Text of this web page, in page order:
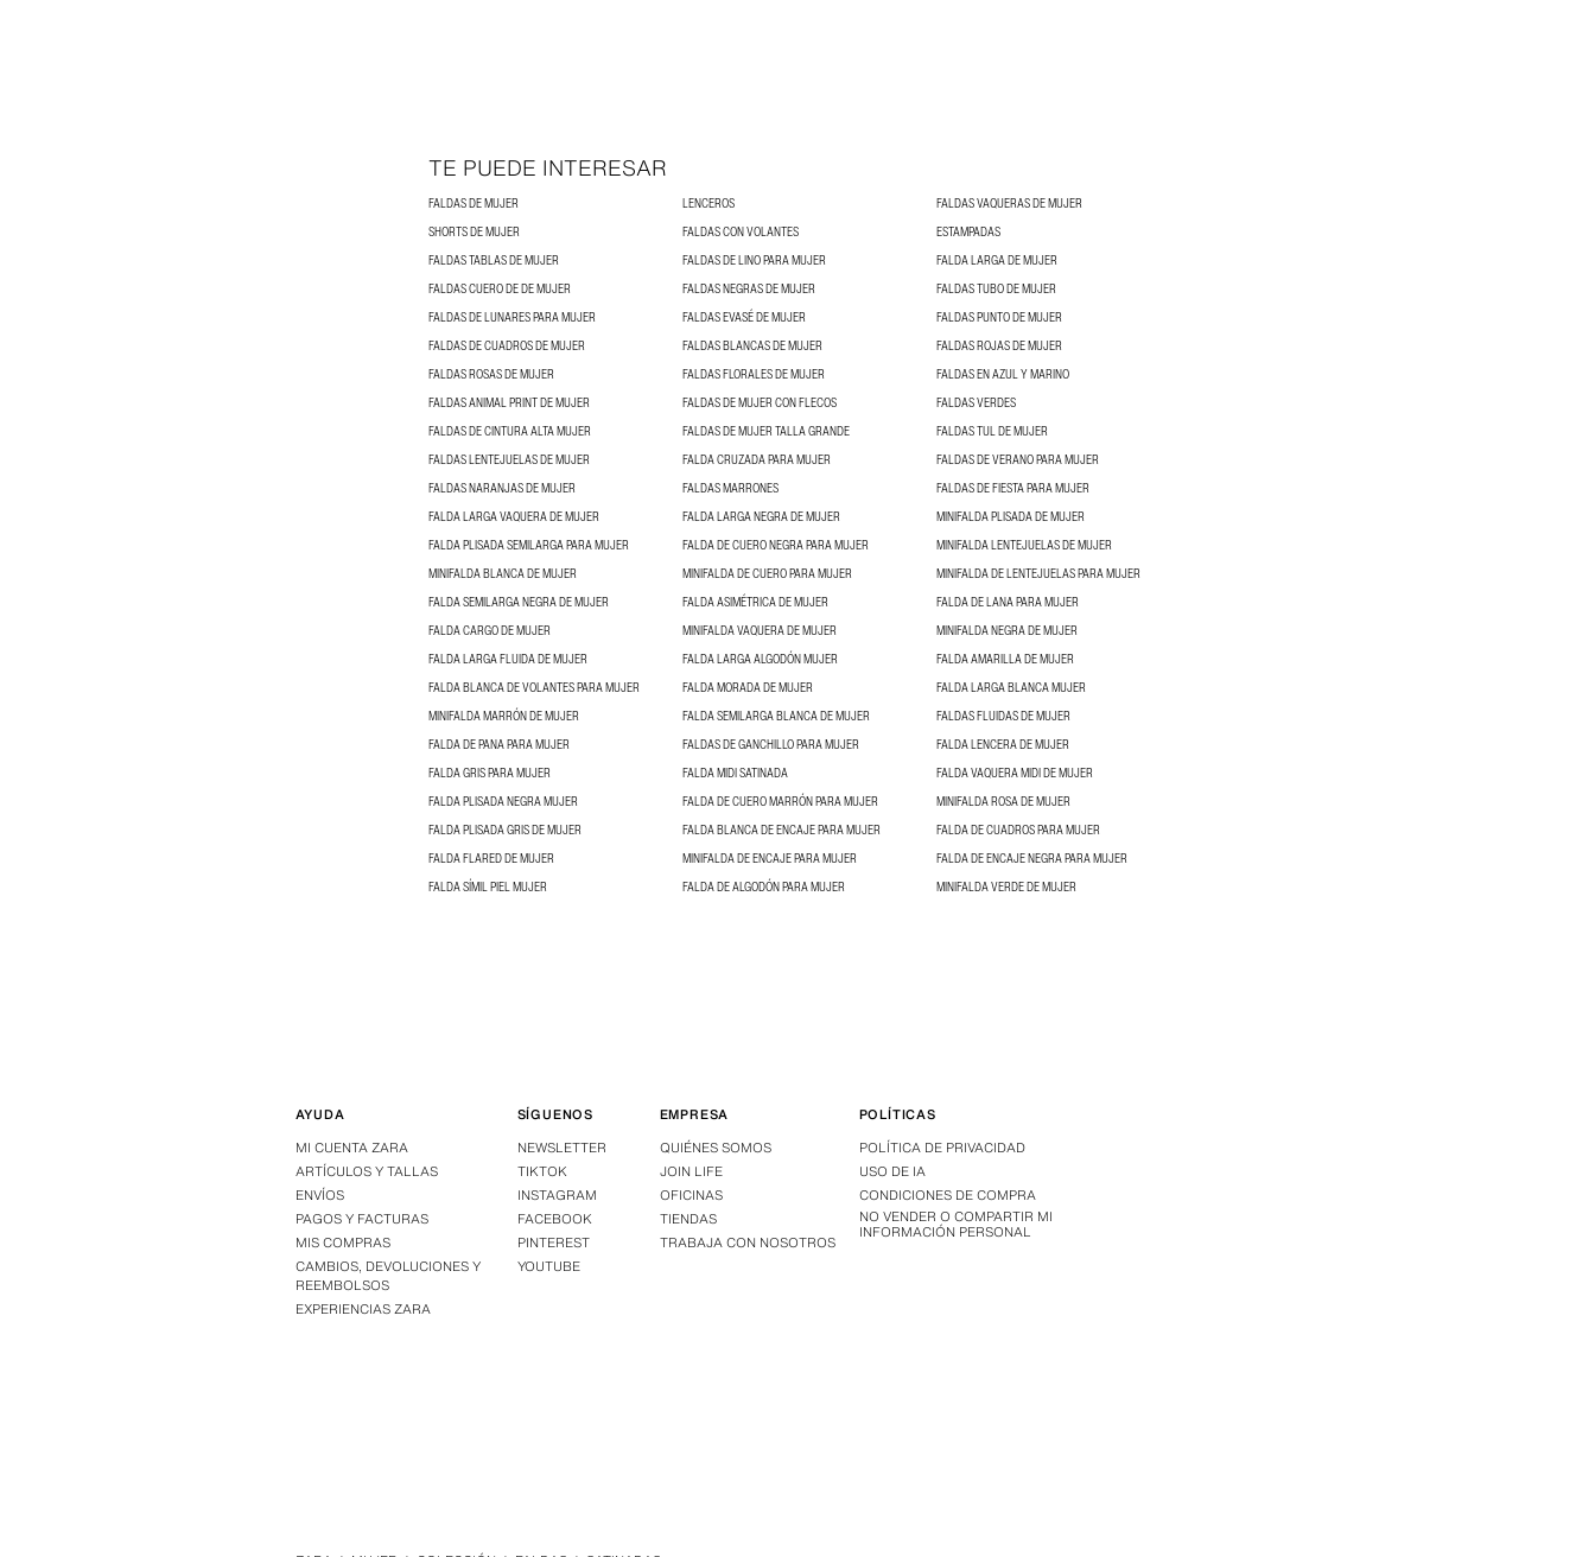
TE PUEDE INTERESAR
FALDAS DE MUJER LENCEROS
FALDAS VAQUERAS DE MUJER
SHORTS DE MUJER
FALDAS CON VOLANTES
ESTAMPADAS
FALDAS TABLAS DE MUJER
FALDAS DE LINO PARA MUJER
FALDA LARGA DE MUJER
FALDAS CUERO DE DE MUJER
FALDAS NEGRAS DE MUJER
FALDAS TUBO DE MUJER
FALDAS DE LUNARES PARA MUJER
FALDAS EVASÉ DE MUJER
FALDAS PUNTO DE MUJER
FALDAS DE CUADROS DE MUJER
FALDAS BLANCAS DE MUJER
FALDAS ROJAS DE MUJER
FALDAS ROSAS DE MUJER
FALDAS FLORALES DE MUJER
FALDAS EN AZUL Y MARINO
FALDAS ANIMAL PRINT DE MUJER
FALDAS DE MUJER CON FLECOS
FALDAS VERDES
FALDAS DE CINTURA ALTA MUJER
FALDAS DE MUJER TALLA GRANDE
FALDAS TUL DE MUJER
FALDAS LENTEJUELAS DE MUJER
FALDA CRUZADA PARA MUJER
FALDAS DE VERANO PARA MUJER
FALDAS NARANJAS DE MUJER
FALDAS MARRONES
FALDAS DE FIESTA PARA MUJER
FALDA LARGA VAQUERA DE MUJER
FALDA LARGA NEGRA DE MUJER
MINIFALDA PLISADA DE MUJER
FALDA PLISADA SEMILARGA PARA MUJER
FALDA DE CUERO NEGRA PARA MUJER
MINIFALDA LENTEJUELAS DE MUJER
MINIFALDA BLANCA DE MUJER
MINIFALDA DE CUERO PARA MUJER
MINIFALDA DE LENTEJUELAS PARA MUJER
FALDA SEMILARGA NEGRA DE MUJER
FALDA ASIMÉTRICA DE MUJER
FALDA DE LANA PARA MUJER
FALDA CARGO DE MUJER
MINIFALDA VAQUERA DE MUJER
MINIFALDA NEGRA DE MUJER
FALDA LARGA FLUIDA DE MUJER
FALDA LARGA ALGODÓN MUJER
FALDA AMARILLA DE MUJER
FALDA BLANCA DE VOLANTES PARA MUJER
FALDA MORADA DE MUJER
FALDA LARGA BLANCA MUJER
MINIFALDA MARRÓN DE MUJER
FALDA SEMILARGA BLANCA DE MUJER
FALDAS FLUIDAS DE MUJER
FALDA DE PANA PARA MUJER
FALDAS DE GANCHILLO PARA MUJER
FALDA LENCERA DE MUJER
FALDA GRIS PARA MUJER
FALDA MIDI SATINADA
FALDA VAQUERA MIDI DE MUJER
FALDA PLISADA NEGRA MUJER
FALDA DE CUERO MARRÓN PARA MUJER
MINIFALDA ROSA DE MUJER
FALDA PLISADA GRIS DE MUJER
FALDA BLANCA DE ENCAJE PARA MUJER
FALDA DE CUADROS PARA MUJER
FALDA FLARED DE MUJER
MINIFALDA DE ENCAJE PARA MUJER
FALDA DE ENCAJE NEGRA PARA MUJER
FALDA SÍMIL PIEL MUJER
FALDA DE ALGODÓN PARA MUJER MINIFALDA VERDE DE MUJER
AYUDA
MI CUENTA ZARA
ARTÍCULOS Y TALLAS
ENVÍOS
PAGOS Y FACTURAS
MIS COMPRAS
CAMBIOS, DEVOLUCIONES Y
REEMBOLSOS
EXPERIENCIAS ZARA
SÍGUENOS
NEWSLETTER
TIKTOK
INSTAGRAM
FACEBOOK
PINTEREST
YOUTUBE
EMPRESA
QUIÉNES SOMOS
JOIN LIFE
OFICINAS
TIENDAS
TRABAJA CON NOSOTROS
POLÍTICAS
POLÍTICA DE PRIVACIDAD
USO DE IA
CONDICIONES DE COMPRA
NO VENDER O COMPARTIR MI
INFORMACIÓN PERSONAL